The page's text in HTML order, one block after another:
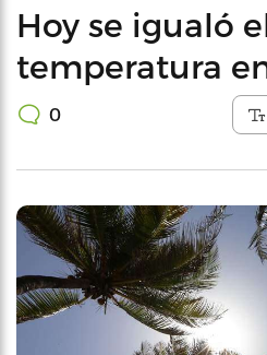
Hoy se igualó
temperatura
0